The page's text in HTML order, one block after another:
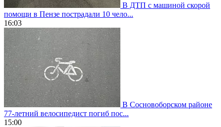
В ДТП с машиной скорой
помощи в Пензе пострадали 10 чело...
16:03
В Сосновоборском районе
77-летний велосипедист погиб пос...
15:00